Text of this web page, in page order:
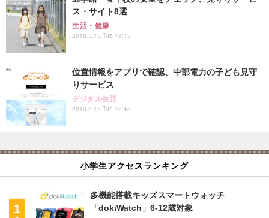
ス・サイト8選
生活・健康
2018.5.15 Tue 18:15
位置情報をアプリで確認、中部電力の子ども見守
りサービス
デジタル生活
2018.5.15 Tue 12:45
小学生アクセスランキング
多機能搭載キッズスマートウォッチ
「dokiWatch」6-12歳対象